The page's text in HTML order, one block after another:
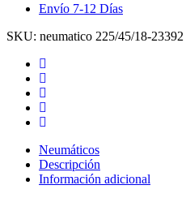
-95W
Estaciones
Envío 7-12 Días
SKU: neumatico 225/45/18-23392
Neumáticos
Descripción
Información adicional